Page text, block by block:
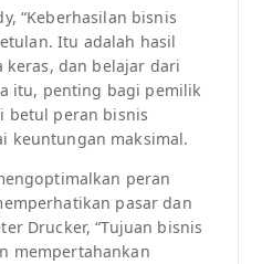
“Keberhasilan bisnis
Itu adalah hasil
keras, dan belajar dari
itu, penting bagi pemilik
betul peran bisnis
keuntungan maksimal.
peran
pasar dan
Drucker, “Tujuan bisnis
mempertahankan